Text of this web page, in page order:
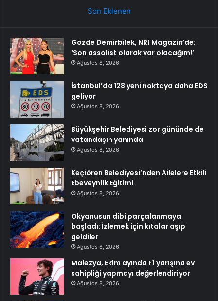
Son Eklenen
Gözde Demirbilek, NR1 Magazin’de:
‘Son assolist olarak var olacağım!’
Ağustos 8, 2026
İstanbul’da 128 yeni noktaya daha EDS
geliyor
Ağustos 8, 2026
Büyükşehir Belediyesi zor gününde de
vatandaşın yanında
Ağustos 8, 2026
Keçiören Belediyesi’nden Ailelere Etkili
Ebeveynlik Eğitimi
Ağustos 8, 2026
Okyanusun dibi parçalanmaya
başladı: İzlemek için kıtalar aşıp
geldiler
Ağustos 8, 2026
Malezya, Ekim ayında F1 yarışına ev
sahipliği yapmayı değerlendiriyor
Ağustos 8, 2026